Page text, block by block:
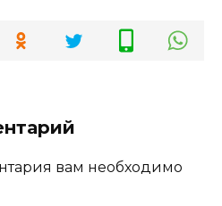
вам необходимо